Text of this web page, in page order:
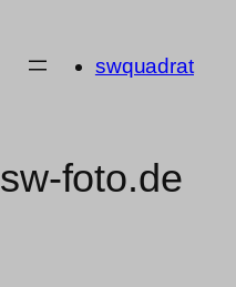
swquadrat
sw-foto.de